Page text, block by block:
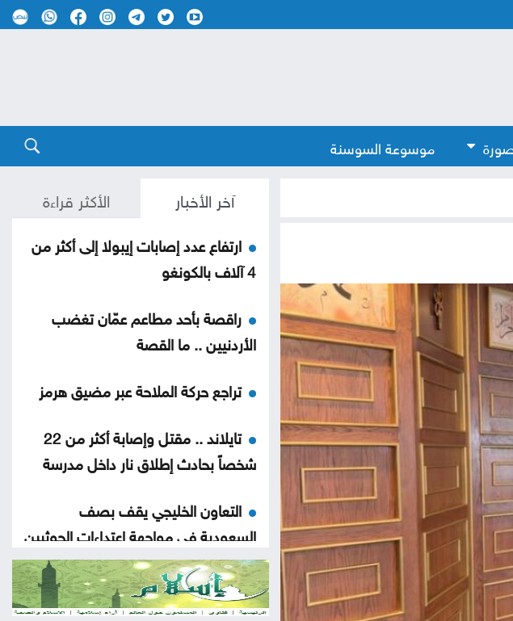
موسوعة السوسنة
آخر الأخبار الأكثر قراءة
ارتفاع عدد إصابات إيبولا إلى أكثر من
4 آلاف بالكونغو
راقصة بأحد مطاعم عمّان تغضب
الأردنيين .. ما القصة
تراجع حركة الملاحة عبر مضيق هرمز
تايلاند .. مقتل وإصابة أكثر من 22
شخصاً بحادث إطلاق نار داخل مدرسة
التعاون الخليجي يقف بصف
السعودية في مواجهة اعتداءات الحوثيين
اختتام فعاليات الأسبوع السادس من
معسكرات الحسين للعمل والبناء